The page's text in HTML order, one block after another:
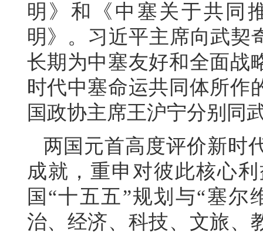
明》和《中塞关于共同
明》。习近平主席向武契
长期为中塞友好和全面战
时代中塞命运共同体所作
国政协主席王沪宁分别同
两国元首高度评价新时
成就，重申对彼此核心
国“十五五”规划与“塞尔
治、经济、科技、文旅、